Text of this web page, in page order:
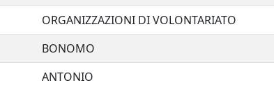
ORGANIZZAZIONI DI VOLONTARIATO
BONOMO
ANTONIO